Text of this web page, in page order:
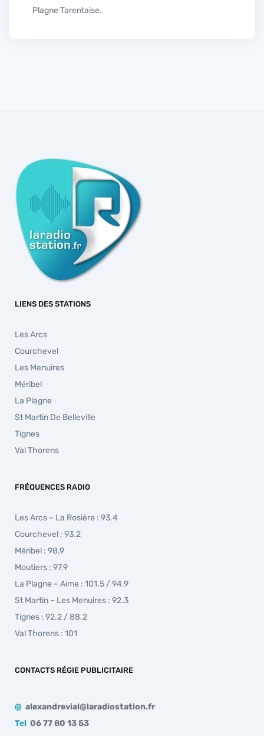
Plagne Tarentaise.
LIENS DES STATIONS
Les Arcs
Courchevel
Les Menuires
Méribel
La Plagne
St Martin De Belleville
Tignes
Val Thorens
FRÉQUENCES RADIO
Les Arcs – La Rosière : 93.4
Courchevel : 93.2
Méribel : 98.9
Moutiers : 97.9
La Plagne – Aime : 101.5 / 94.9
St Martin – Les Menuires : 92.3
Tignes : 92.2 / 88.2
Val Thorens : 101
CONTACTS RÉGIE PUBLICITAIRE
@ alexandrevial@laradiostation.fr
Tel 06 77 80 13 53